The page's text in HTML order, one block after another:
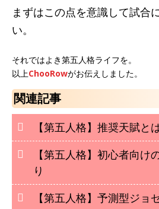
まずはこの点を意識して試合
い。
それではよき第五人格ライフを。
以上ChooRowがお伝えしました。
関連記事
【第五人格】推奨天賦と
【第五人格】初心者向け
り
【第五人格】予測型ジョ